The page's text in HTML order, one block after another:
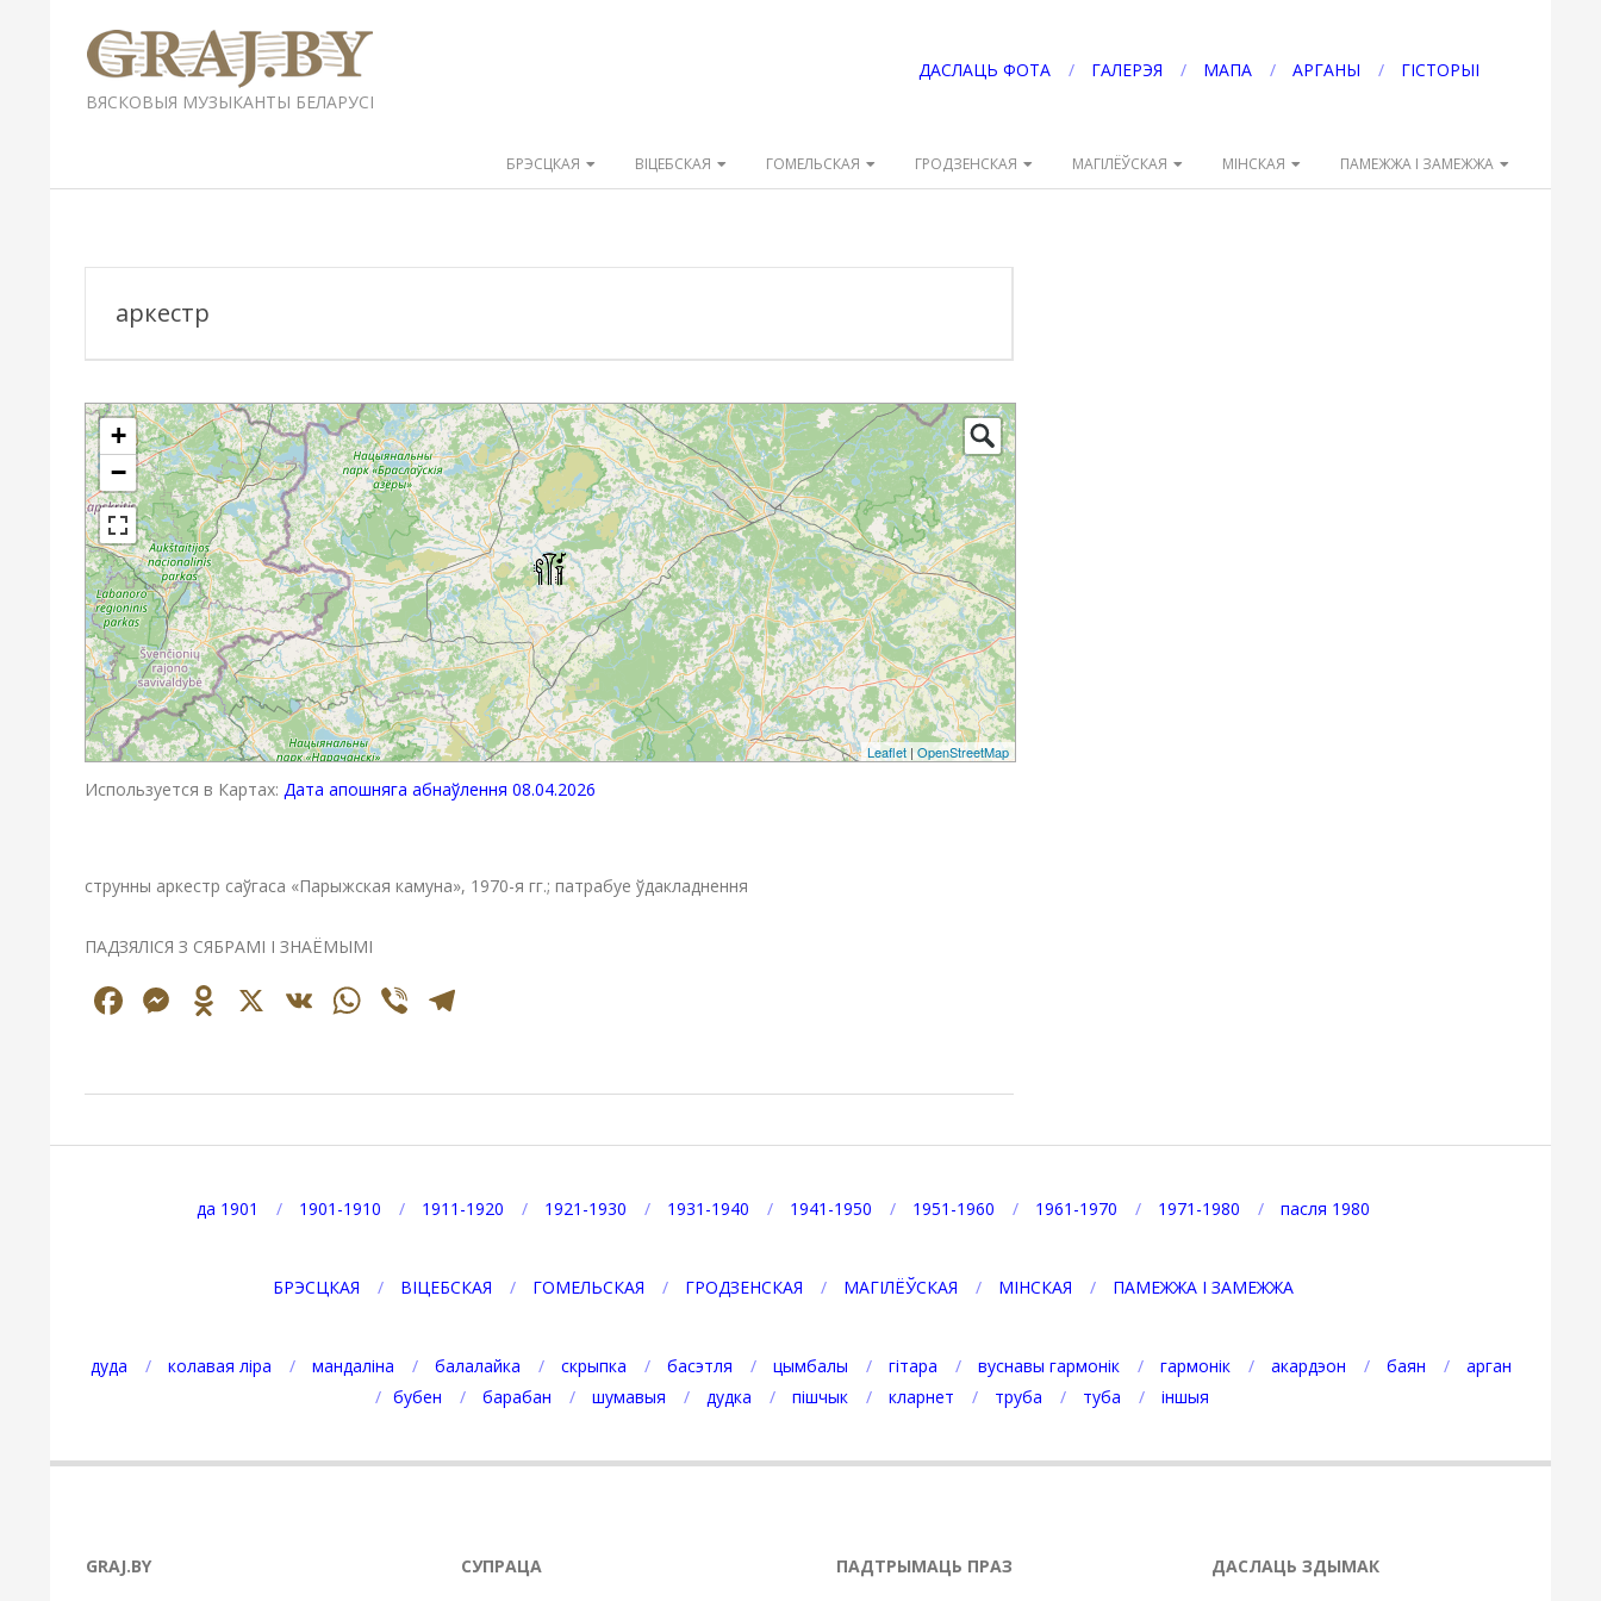
содержимомуGRAJ.BY
ВЯСКОВЫЯ МУЗЫКАНТЫ БЕЛАРУСІ
ДАСЛАЦЬ ФОТА ГАЛЕРЭЯ МАПА АРГАНЫ ГІСТОРЫІ
меню
БРЭСЦКАЯ ВІЦЕБСКАЯ ГОМЕЛЬСКАЯ ГРОДЗЕНСКАЯ МАГІЛЁЎСКАЯ МІНСКАЯ ПАМЕЖЖА І ЗАМЕЖЖА
аркестр
+
−
Leaflet | OpenStreetMap
Используется в Картах: Дата апошняга абнаўлення 08.04.2026
струнны аркестр саўгаса «Парыжская камуна», 1970-я гг.; патрабуе ўдакладнення
ПАДЗЯЛІСЯ З СЯБРАМІ І ЗНАЁМЫМІ
Facebook
Messenger
Odnoklassniki
X VK WhatsApp
Viber
07-
да 1901
1901-1910 1911-1920 1921-1930 1931-1940 1941-1950 1951-1960 1961-1970 1971-1980 пасля 1980
БРЭСЦКАЯ ВІЦЕБСКАЯ ГОМЕЛЬСКАЯ ГРОДЗЕНСКАЯ МАГІЛЁЎСКАЯ МІНСКАЯ ПАМЕЖЖА І ЗАМЕЖЖА
дуда колавая ліра мандаліна балалайка скрыпка басэтля цымбалы гітара вуснавы гармонік гармонік акардэон баян
арган
бубен
барабан шумавыя дудка пішчык кларнет труба туба іншыя
GRAJ.BY СУПРАЦА ПАДТРЫМАЦЬ ПРАЗ ДАСЛАЦЬ ЗДЫМАК